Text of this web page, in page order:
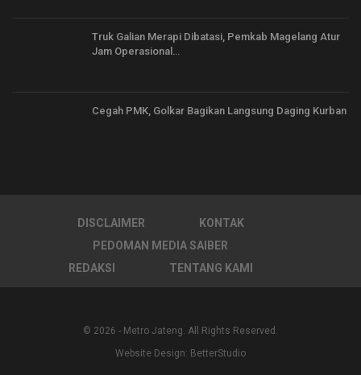
Truk Galian Merapi Dibatasi, Pemkab Magelang Atur
Jam Operasional…
Cegah PMK, Golkar Bagikan Langsung Daging Kurban
DISCLAIMER
KONTAK
PEDOMAN MEDIA SAIBER
REDAKSI
TENTANG KAMI
© 2026 - Metro Jateng. All Rights Reserved.
Website Design: BetterStudio